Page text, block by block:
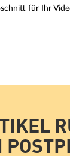
für Ihr